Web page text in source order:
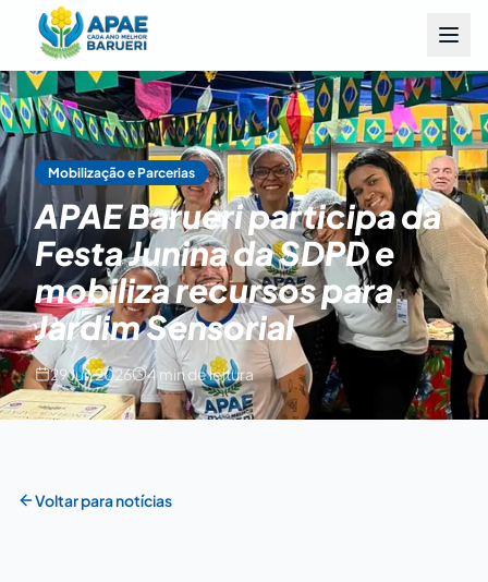
Mobilização e Parcerias
APAE Barueri participa da
Festa Junina da SDPD e
mobiliza recursos para
Jardim Sensorial
29 Jun 2026 4 min de leitura
Voltar para notícias